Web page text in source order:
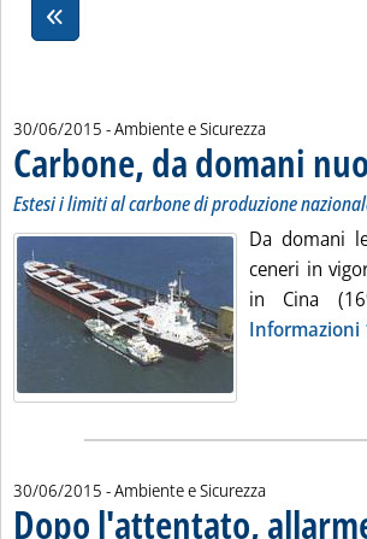
30/06/2015 - Ambiente e Sicurezza
Carbone, da domani
Estesi i limiti al carbone di produzione
Da domani
ceneri in
in Cina
Informazioni
30/06/2015 - Ambiente e Sicurezza
Dopo l'attentato,